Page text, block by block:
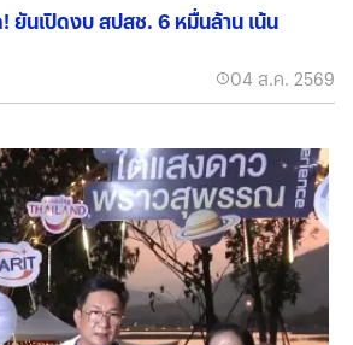
นเปิดงบ สปสช. 6 หมื่นล้าน เน้น
04 ส.ค. 2569